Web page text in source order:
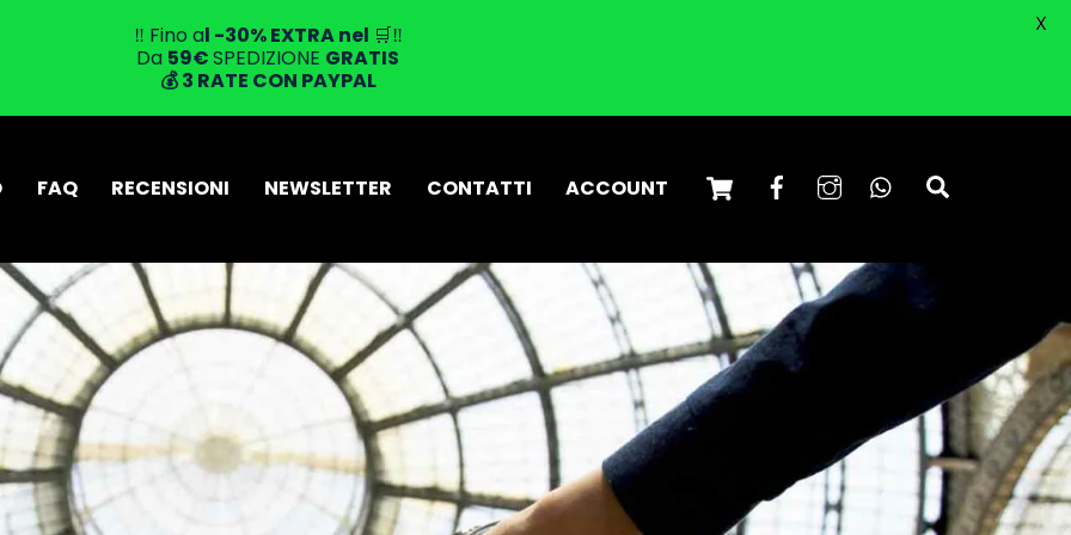
Cart FacebookInstagramWhatsApp
FAQ RECENSIONI NEWSLETTER CONTATTI ACCOUNT
‼️ Fino al -30% EXTRAnel 🛒‼️
Da 59€SPEDIZIONE GRATIS
💰3 RATE CON PAYPAL
X